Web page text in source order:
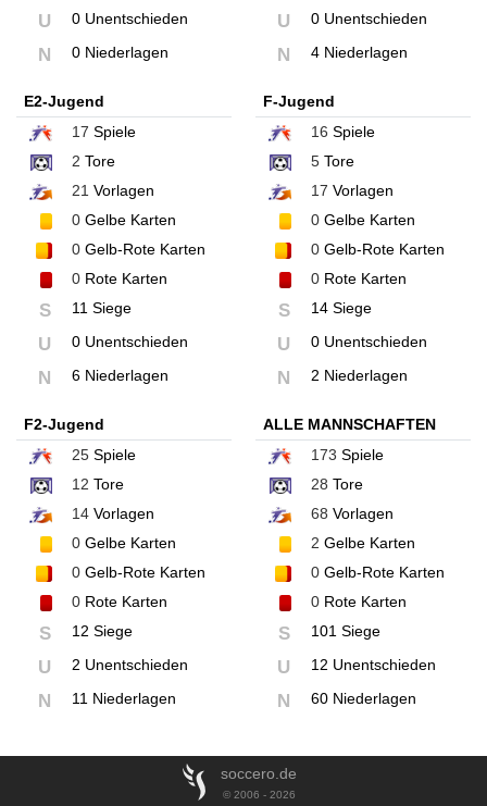
U 0 Unentschieden
N 0 Niederlagen
U 0 Unentschieden
N 4 Niederlagen
E2-Jugend
17 Spiele
2 Tore
21 Vorlagen
0 Gelbe Karten
0 Gelb-Rote Karten
0 Rote Karten
S 11 Siege
U 0 Unentschieden
N 6 Niederlagen
F-Jugend
16 Spiele
5Tore
17 Vorlagen
0Gelbe Karten
0Gelb-Rote Karten
0Rote Karten
S 14 Siege
U 0 Unentschieden
N 2 Niederlagen
F2-Jugend
25 Spiele
12 Tore
14 Vorlagen
0 Gelbe Karten
0 Gelb-Rote Karten
0 Rote Karten
S 12 Siege
U 2 Unentschieden
N 11 Niederlagen
ALLE MANNSCHAFTEN
173 Spiele
28 Tore
68 Vorlagen
2 Gelbe Karten
0Gelb-Rote Karten
0Rote Karten
S 101 Siege
U 12 Unentschieden
N 60 Niederlagen
soccero.de
© 2006 - 2026